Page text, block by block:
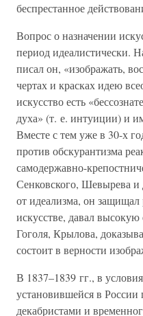
беспрестанное
Вопрос о назначении
период идеалистически.
писал он, «изображать,
чертах и красках идею
искусство есть
духа» (т. е. интуиции) и
Вместе с тем уже в 30-х
против обскурантизма
самодержавно-
Сенковского, Шевырева и
от идеализма, он защищал
искусстве, давал
Гоголя, Крылова,
состоит в верности
В 1837–1839 гг., в
установившейся в России
декабристами и